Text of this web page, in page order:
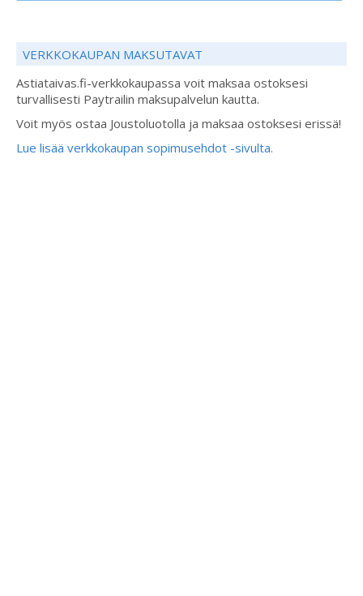
VERKKOKAUPAN MAKSUTAVAT
Astiataivas.fi-verkkokaupassa voit maksaa ostoksesi
turvallisesti Paytrailin maksupalvelun kautta.
Voit myös ostaa Joustoluotolla ja maksaa ostoksesi erissä!
Lue lisää verkkokaupan sopimusehdot -sivulta.